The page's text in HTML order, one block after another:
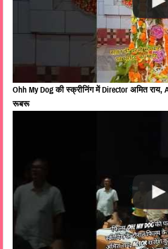
Ohh My Dog की स्क्रीनिंग में Director अमित
रूबरू